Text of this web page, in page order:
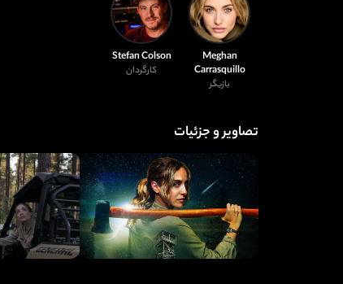
Meghan
Carrasquillo
بازیگر
Stefan Colson
کارگردان
تصاویر و جزئیات